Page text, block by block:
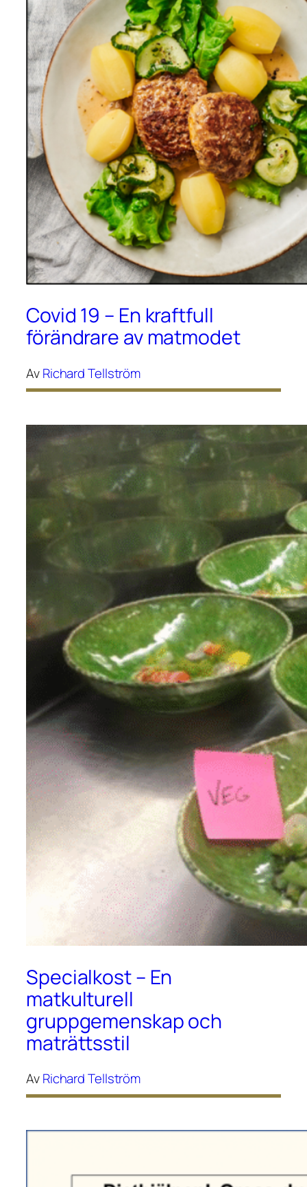
Covid 19 – En kraftfull
förändrare av matmodet
AvRichard Tellström
Specialkost – En
matkulturell
gruppgemenskap och
maträttsstil
AvRichard Tellström